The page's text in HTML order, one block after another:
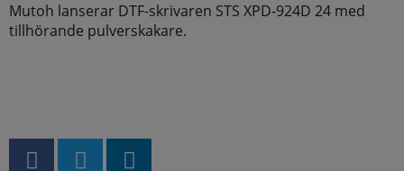
Mutoh lanserar DTF-skrivaren STS XPD-924D 24 med
tillhörande pulverskakare.